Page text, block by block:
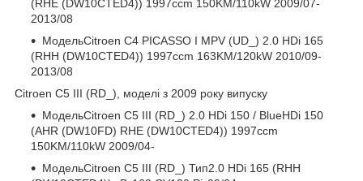
(RHE (DW10CTED4)) 1997ccm 150KM/110kW 2009/07-
2013/08
МодельCitroen C4 PICASSO I MPV (UD_) 2.0 HDi 165
(RHH (DW10CTED4)) 1997ccm 163KM/120kW 2010/09-
2013/08
Citroen C5 III (RD_), моделі з 2009 року випуску
МодельCitroen C5 III (RD_) 2.0 HDi 150 / BlueHDi 150
(AHR (DW10FD) RHE (DW10CTED4)) 1997ccm
150KM/110kW 2009/04-
МодельCitroen C5 III (RD_) Тип2.0 HDi 165 (RHH